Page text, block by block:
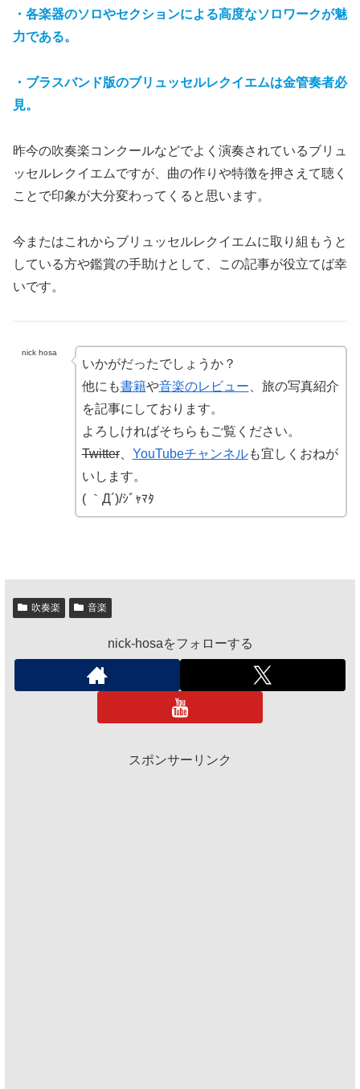
・ 各楽器のソロやセクションによる高度なソロワークが魅
力である。
・ ブラスバンド版のブリュッセルレクイエムは金管奏者必
見。
昨今の吹奏楽コンクールなどでよく演奏されているブリュ
ッセルレクイエムですが、曲の作りや特徴を押さえて聴く
ことで印象が大分変わってくると思います。
今またはこれからブリュッセルレクイエムに取り組もうと
している方や鑑賞の手助けとして、この記事が役立てば幸
いです。
nick hosa
いかがだったでしょうか？
他にも書籍や音楽のレビュー 、旅の写真紹介
を記事にしております。
よろしければそちらもご覧ください。
Twitter、 YouTubeチャンネルも宜しくおねが
いします。
( ｀Д´)/ｼﾞｬﾏﾀ
吹奏楽 音楽
nick-hosaをフォローする
スポンサーリンク